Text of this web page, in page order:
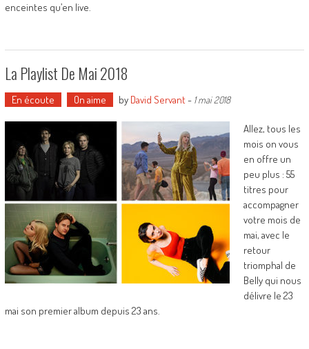
enceintes qu’en live.
La Playlist De Mai 2018
En écoute On aime by David Servant- 1 mai 2018
Allez, tous les
mois on vous
en offre un
peu plus : 55
titres pour
accompagner
votre mois de
mai, avec le
retour
triomphal de
Belly qui nous
délivre le 23
mai son premier album depuis 23 ans.